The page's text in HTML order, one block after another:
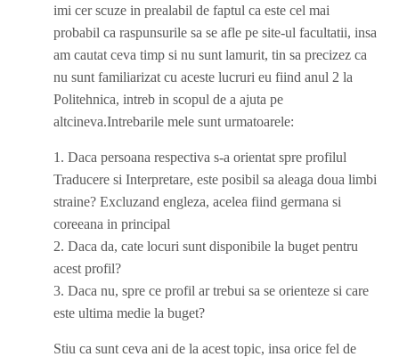
imi cer scuze in prealabil de faptul ca este cel mai
probabil ca raspunsurile sa se afle pe site-ul facultatii, insa
am cautat ceva timp si nu sunt lamurit, tin sa precizez ca
nu sunt familiarizat cu aceste lucruri eu fiind anul 2 la
Politehnica, intreb in scopul de a ajuta pe
altcineva.Intrebarile mele sunt urmatoarele:
1. Daca persoana respectiva s-a orientat spre profilul
Traducere si Interpretare, este posibil sa aleaga doua limbi
straine? Excluzand engleza, acelea fiind germana si
coreeana in principal
2. Daca da, cate locuri sunt disponibile la buget pentru
acest profil?
3. Daca nu, spre ce profil ar trebui sa se orienteze si care
este ultima medie la buget?
Stiu ca sunt ceva ani de la acest topic, insa orice fel de